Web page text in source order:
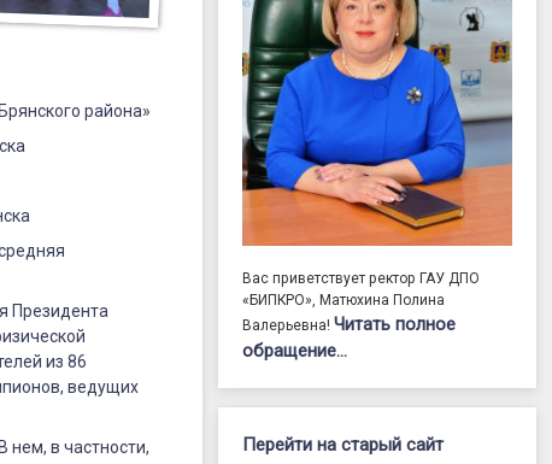
района»
Президента
из 86
ведущих
нем, в частности,
Вас приветствует ректор ГАУ ДПО
«БИПКРО», Матюхина Полина
Валерьевна!Читать полное
обращение…
Перейти на старый сайт